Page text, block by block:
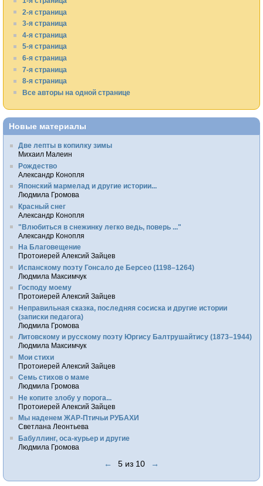
2-я страница
3-я страница
4-я страница
5-я страница
6-я страница
7-я страница
8-я страница
Все авторы на одной странице
Новые материалы
Две лепты в копилку зимы
Михаил Малеин
Рождество
Александр Конопля
Японский мармелад и другие истории...
Людмила Громова
Красный снег
Александр Конопля
"Влюбиться в снежинку легко ведь, поверь ..."
Александр Конопля
На Благовещение
Протоиерей Алексий Зайцев
Испанскому поэту Гонсало де Берсео (1198–1264)
Людмила Максимчук
Господу моему
Протоиерей Алексий Зайцев
Неправильная сказка, последняя сосиска и другие истории
(записки педагога)
Людмила Громова
Литовскому и русскому поэту Юргису Балтрушайтису (1873–1944)
Людмила Максимчук
Мои стихи
Протоиерей Алексий Зайцев
Семь стихов о маме
Людмила Громова
Не копите злобу у порога...
Протоиерей Алексий Зайцев
Мы наденем ЖАР-Птичьи РУБАХИ
Светлана Леонтьева
Бабуллинг, оса-курьер и другие
Людмила Громова
← 5 из 10 →